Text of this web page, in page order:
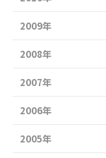
2009年
2008年
2007年
2006年
2005年